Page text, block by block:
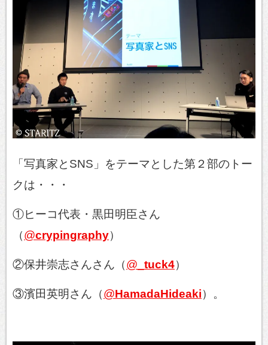
「写真家とSNS」をテーマとした第２部のトー
クは・・・
①ヒーコ代表・黒田明臣さん
（@crypingraphy）
②保井崇志さんさん（@ _tuck4）
③濱田英明さん（@HamadaHideaki）。